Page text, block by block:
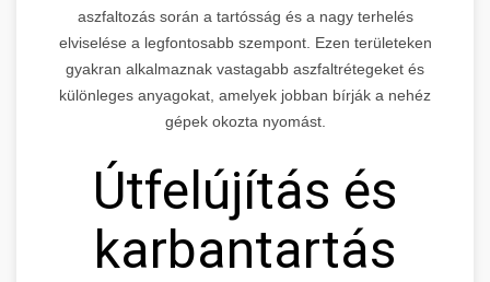
aszfaltozás során a tartósság és a nagy terhelés
elviselése a legfontosabb szempont. Ezen területeken
gyakran alkalmaznak vastagabb aszfaltrétegeket és
különleges anyagokat, amelyek jobban bírják a nehéz
gépek okozta nyomást.
Útfelújítás és
karbantartás